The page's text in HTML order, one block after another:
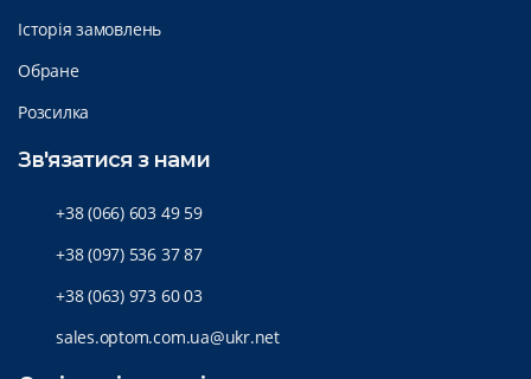
Історія замовлень
Обране
Розсилка
Зв'язатися з нами
+38 (066) 603 49 59
+38 (097) 536 37 87
+38 (063) 973 60 03
sales.optom.com.ua@ukr.net